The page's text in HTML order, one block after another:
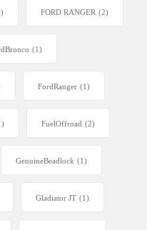
FORD RANGER (2)
(1)
FordRanger (1)
FuelOffroad (2)
GenuineBeadlock (1)
Gladiator JT (1)